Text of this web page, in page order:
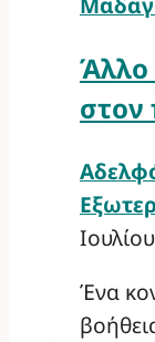
Άλλο
στον
Ένα